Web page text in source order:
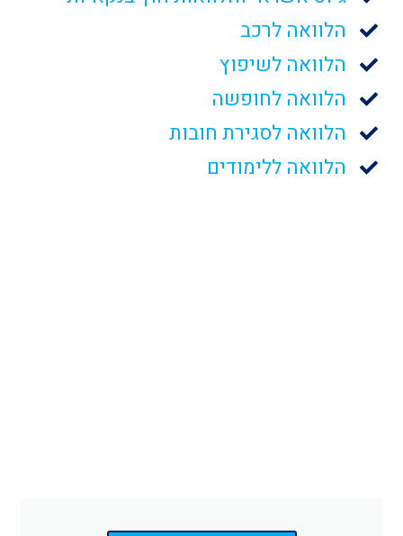
הלוואה לרכב
הלוואה לשיפוץ
הלוואה לחופשה
הלוואה לסגירת חובות
הלוואה ללימודים